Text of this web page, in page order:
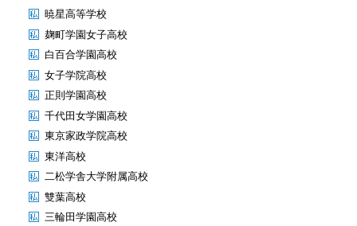
暁星高等学校
麹町学園女子高校
白百合学園高校
女子学院高校
正則学園高校
千代田女学園高校
東京家政学院高校
東洋高校
二松学舎大学附属高校
雙葉高校
三輪田学園高校